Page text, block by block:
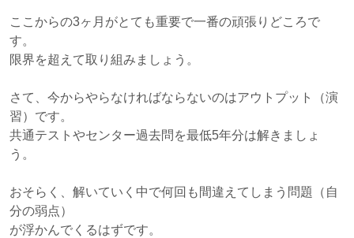
ここからの3ヶ月がとても重要で一番の頑張りどころで
す。
限界を超えて取り組みましょう。
さて、今からやらなければならないのはアウトプット（演
習）です。
共通テストやセンター過去問を最低5年分は解きましょ
う。
おそらく、解いていく中で何回も間違えてしまう問題（自
分の弱点）
が浮かんでくるはずです。